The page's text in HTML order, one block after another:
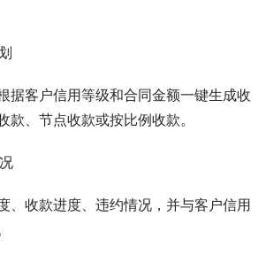
据客户信用等级和合同金额一键生成收
款、节点收款或按比例收款。
、收款进度、违约情况，并与客户信用